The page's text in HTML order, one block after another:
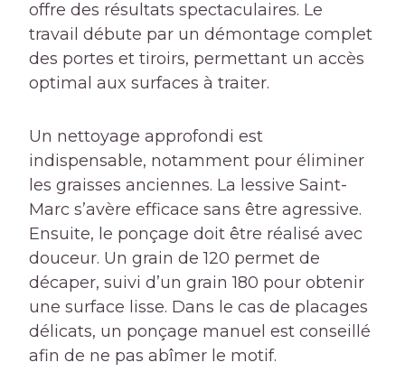
offre des résultats spectaculaires. Le
travail débute par un démontage complet
des portes et tiroirs, permettant un accès
optimal aux surfaces à traiter.
Un nettoyage approfondi est
indispensable, notamment pour éliminer
les graisses anciennes. La lessive Saint-
Marc s’avère efficace sans être agressive.
Ensuite, le ponçage doit être réalisé avec
douceur. Un grain de 120 permet de
décaper, suivi d’un grain 180 pour obtenir
une surface lisse. Dans le cas de placages
délicats, un ponçage manuel est conseillé
afin de ne pas abîmer le motif.